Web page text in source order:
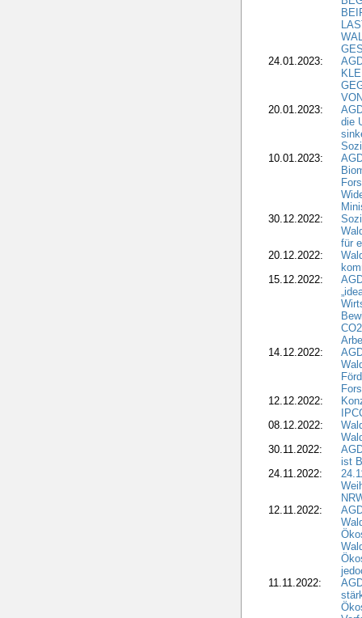
24.01.2023:
20.01.2023:
die
10.01.2023:
30.12.2022:
für
20.12.2022:
15.12.2022:
14.12.2022:
12.12.2022:
08.12.2022:
30.11.2022:
ist
24.11.2022:
12.11.2022:
11.11.2022: